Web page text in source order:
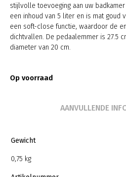
stijlvolle toevoeging aan uw
een inhoud van 5 liter en is mat goud
een soft-close functie, waardoor de
dichtvallen. De pedaalemmer is 27.5
diameter van 20 cm.
Op voorraad
AANVULLENDE
Gewicht
0,75 kg